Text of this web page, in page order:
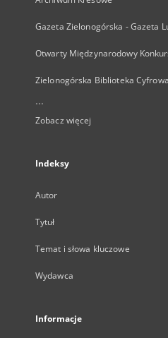
Gazeta Zielonogórska - Gazeta
Otwarty Międzynarodowy
Zielonogórska Biblioteka
...
Zobacz więcej
Indeksy
Autor
Tytuł
Temat i słowa kluczowe
Wydawca
Informacje